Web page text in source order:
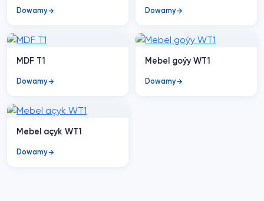
Dowamy Dowamy
MDF T1
Dowamy
Mebel goýy WT1
Dowamy
Mebel açyk WT1
Dowamy